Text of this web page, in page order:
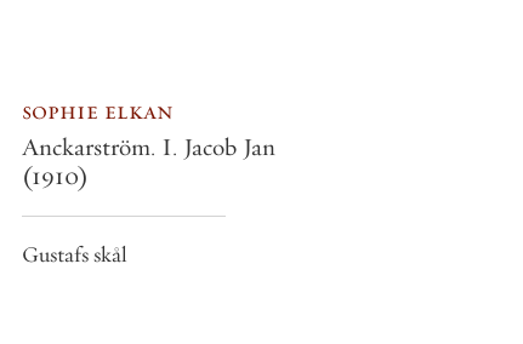
sophie elkan
Anckarström. I. Jacob Jan
(1910)
Gustafs skål